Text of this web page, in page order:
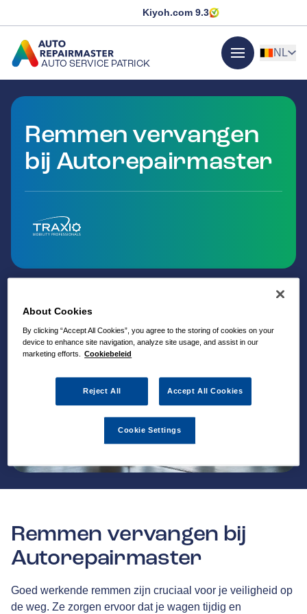
Kiyoh.com 9.3
AUTO SERVICE PATRICK menu
NL
Remmen vervangen
bij Autorepairmaster
Remmen vervangen bij
Autorepairmaster
Goed werkende remmen zijn cruciaal voor je veiligheid op
de weg. Ze zorgen ervoor dat je wagen tijdig en
About Cookies
By clicking “Accept All Cookies”, you agree to the storing of cookies on your
device to enhance site navigation, analyze site usage, and assist in our
marketing efforts.
Cookiebeleid
Reject All Accept All Cookies
Cookie Settings